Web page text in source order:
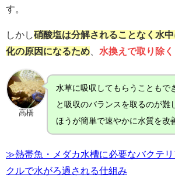
す。
しかし 硝酸塩は分解されることなく水
化の原因になるため
水換えで取り除
高橋
水草に吸収してもらうこともで
と吸収のバランスを取るのが難
ほうが簡単で速やかに水質を改
≫熱帯魚・メダカ水槽に必要なバクテリ
クルで水がろ過される仕組み